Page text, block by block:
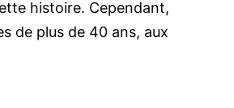
histoire. Cependant,
de plus de 40 ans, aux